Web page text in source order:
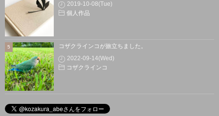
2019-10-08(Tue)
個人作品
コザクラインコが旅立ちました。
2022-09-14(Wed)
コザクラインコ